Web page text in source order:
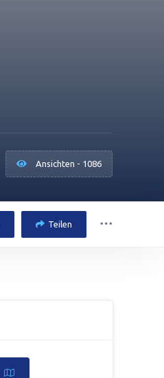
Ansichten - 1086
Teilen